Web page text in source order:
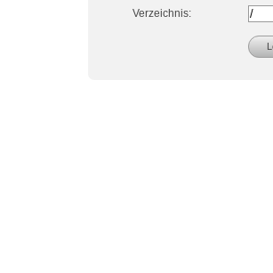
Verzeichnis: